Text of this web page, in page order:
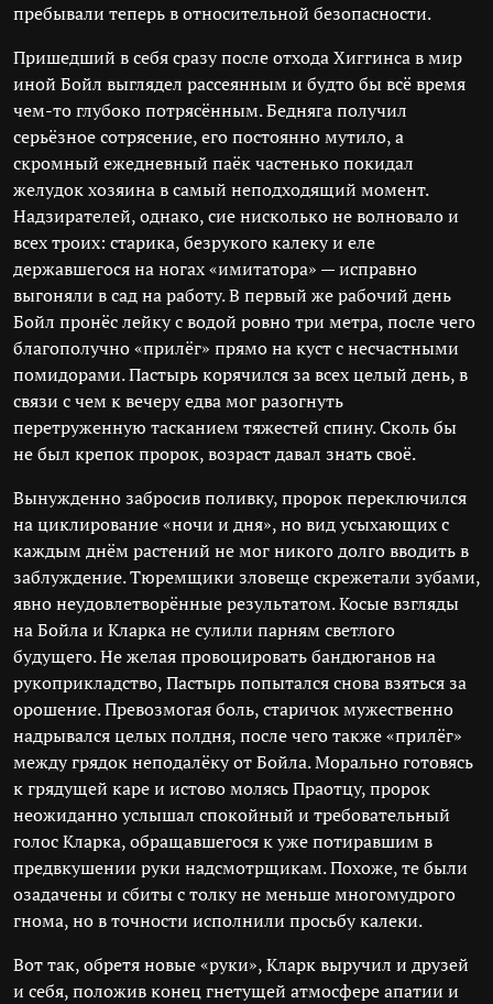
пребывали теперь в относительной безопасности.
Пришедший в себя сразу после отхода Хиггинса в мир
иной Бойл выглядел рассеянным и будто бы всё время
чем-то глубоко потрясённым. Бедняга получил
серьёзное сотрясение, его постоянно мутило, а
скромный ежедневный паёк частенько покидал
желудок хозяина в самый неподходящий момент.
Надзирателей, однако, сие нисколько не волновало и
всех троих: старика, безрукого калеку и еле
державшегося на ногах «имитатора» — исправно
выгоняли в сад на работу. В первый же рабочий день
Бойл пронёс лейку с водой ровно три метра, после чего
благополучно «прилёг» прямо на куст с несчастными
помидорами. Пастырь корячился за всех целый день, в
связи с чем к вечеру едва мог разогнуть
перетруженную тасканием тяжестей спину. Сколь бы
не был крепок пророк, возраст давал знать своё.
Вынужденно забросив поливку, пророк переключился
на циклирование «ночи и дня», но вид усыхающих с
каждым днём растений не мог никого долго вводить в
заблуждение. Тюремщики зловеще скрежетали зубами,
явно неудовлетворённые результатом. Косые взгляды
на Бойла и Кларка не сулили парням светлого
будущего. Не желая провоцировать бандюганов на
рукоприкладство, Пастырь попытался снова взяться за
орошение. Превозмогая боль, старичок мужественно
надрывался целых полдня, после чего также «прилёг»
между грядок неподалёку от Бойла. Морально готовясь
к грядущей каре и истово молясь Праотцу, пророк
неожиданно услышал спокойный и требовательный
голос Кларка, обращавшегося к уже потиравшим в
предвкушении руки надсмотрщикам. Похоже, те были
озадачены и сбиты с толку не меньше многомудрого
гнома, но в точности исполнили просьбу калеки.
Вот так, обретя новые «руки», Кларк выручил и друзей
и себя, положив конец гнетущей атмосфере апатии и